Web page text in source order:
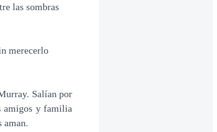
las sombras
merecerlo
Salían por
amigos y familia
aman.